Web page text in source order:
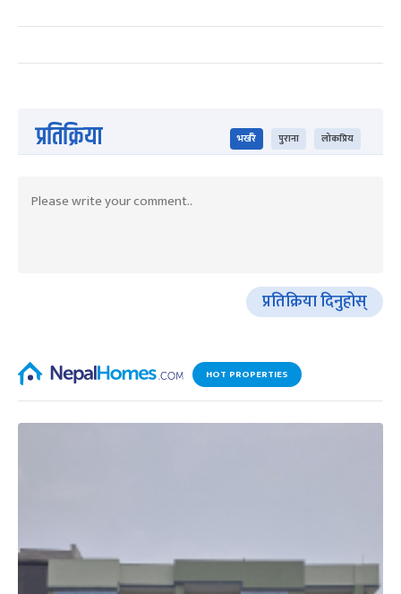
प्रतिक्रिया भर्खरै पुराना लोकप्रिय
प्रतिक्रिया दिनुहोस्
HOT PROPERTIES